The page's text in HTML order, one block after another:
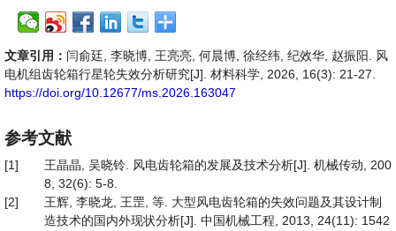
文章引用： 闫俞廷, 李晓博, 王亮亮, 何晨博, 徐经纬, 纪效华, 赵振阳. 风
电机组齿轮箱行星轮失效分析研究[J]. 材料科学, 2026, 16(3): 21-27.
https://doi.org/10.12677/ms.2026.163047
参考文献
[1]
王晶晶, 吴晓铃. 风电齿轮箱的发展及技术分析[J]. 机械传动, 200
8, 32(6): 5-8.
[2]
王辉, 李晓龙, 王罡, 等. 大型风电齿轮箱的失效问题及其设计制
造技术的国内外现状分析[J]. 中国机械工程, 2013, 24(11): 1542